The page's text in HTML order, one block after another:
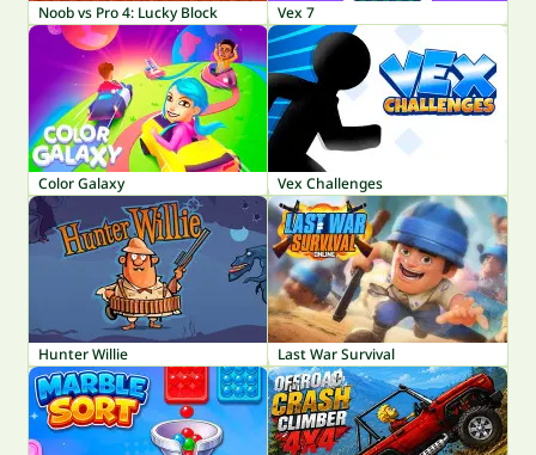
Noob vs Pro 4: Lucky Block Vex 7
Color Galaxy Vex Challenges
Hunter Willie Last War Survival